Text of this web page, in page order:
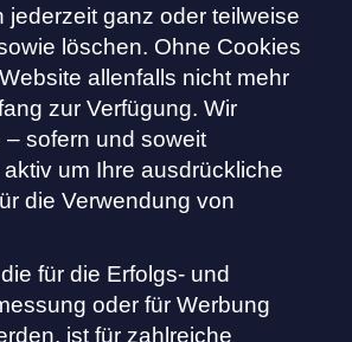
jederzeit ganz oder teilweise
löschen. Ohne Cookies
allenfalls nicht mehr
zur Verfügung. Wir
sofern und soweit
um Ihre ausdrückliche
die Verwendung von
für die Erfolgs- und
oder für Werbung
ist für zahlreiche